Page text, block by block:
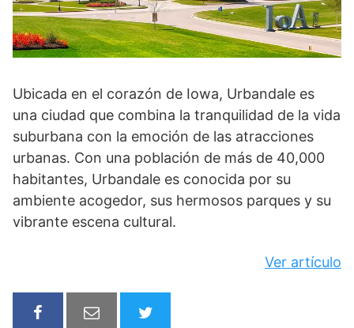
Ubicada en el corazón de Iowa, Urbandale es
una ciudad que combina la tranquilidad de la vida
suburbana con la emoción de las atracciones
urbanas. Con una población de más de 40,000
habitantes, Urbandale es conocida por su
ambiente acogedor, sus hermosos parques y su
vibrante escena cultural.
Ver artículo